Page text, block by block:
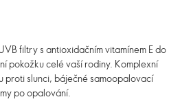
filtry s antioxidačním vitamínem E do
pokožku celé vaší rodiny. Komplexní
proti slunci, báječné samoopalovací
po opalování.